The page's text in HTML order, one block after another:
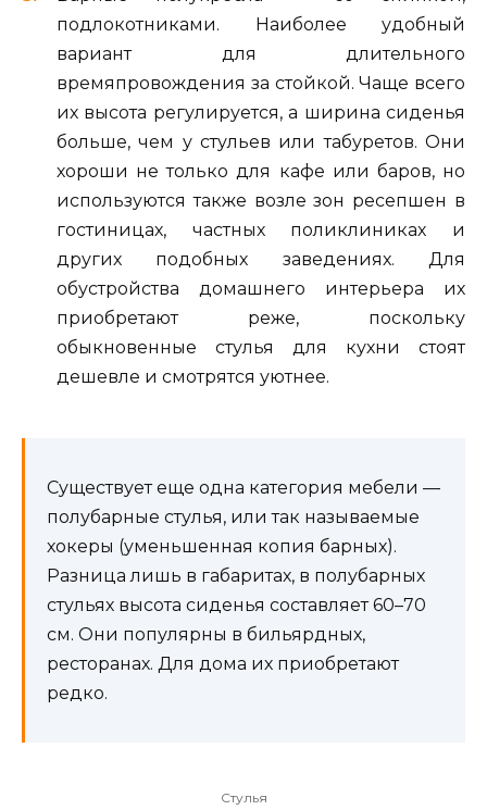
подлокотниками. Наиболее удобный
вариант для длительного
времяпровождения за стойкой. Чаще всего
их высота регулируется, а ширина сиденья
больше, чем у стульев или табуретов. Они
хороши не только для кафе или баров, но
используются также возле зон ресепшен в
гостиницах, частных поликлиниках и
других подобных заведениях. Для
обустройства домашнего интерьера их
приобретают реже, поскольку
обыкновенные стулья для кухни стоят
дешевле и смотрятся уютнее.
Существует еще одна категория мебели —
полубарные стулья, или так называемые
хокеры (уменьшенная копия барных).
Разница лишь в габаритах, в полубарных
стульях высота сиденья составляет 60–70
см. Они популярны в бильярдных,
ресторанах. Для дома их приобретают
редко.
Стулья